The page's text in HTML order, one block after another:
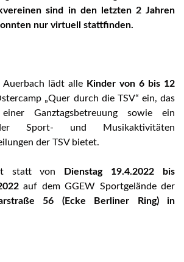
sind in den letzten 2 Jahren
nur virtuell stattfinden.
Auerbach lädt alle Kinder von 6 bis 12
„Quer durch die TSV“ ein, das
Ganztagsbetreuung sowie ein
Sport- und Musikaktivitäten
der TSV bietet.
statt von
Dienstag 19.4.2022 bis
auf dem GGEW Sportgelände der
56 (Ecke Berliner Ring) in